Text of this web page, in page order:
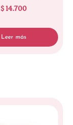
$14.700
Leer más